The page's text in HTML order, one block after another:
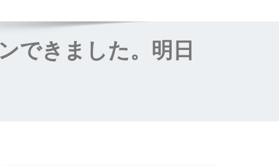
できました。明日